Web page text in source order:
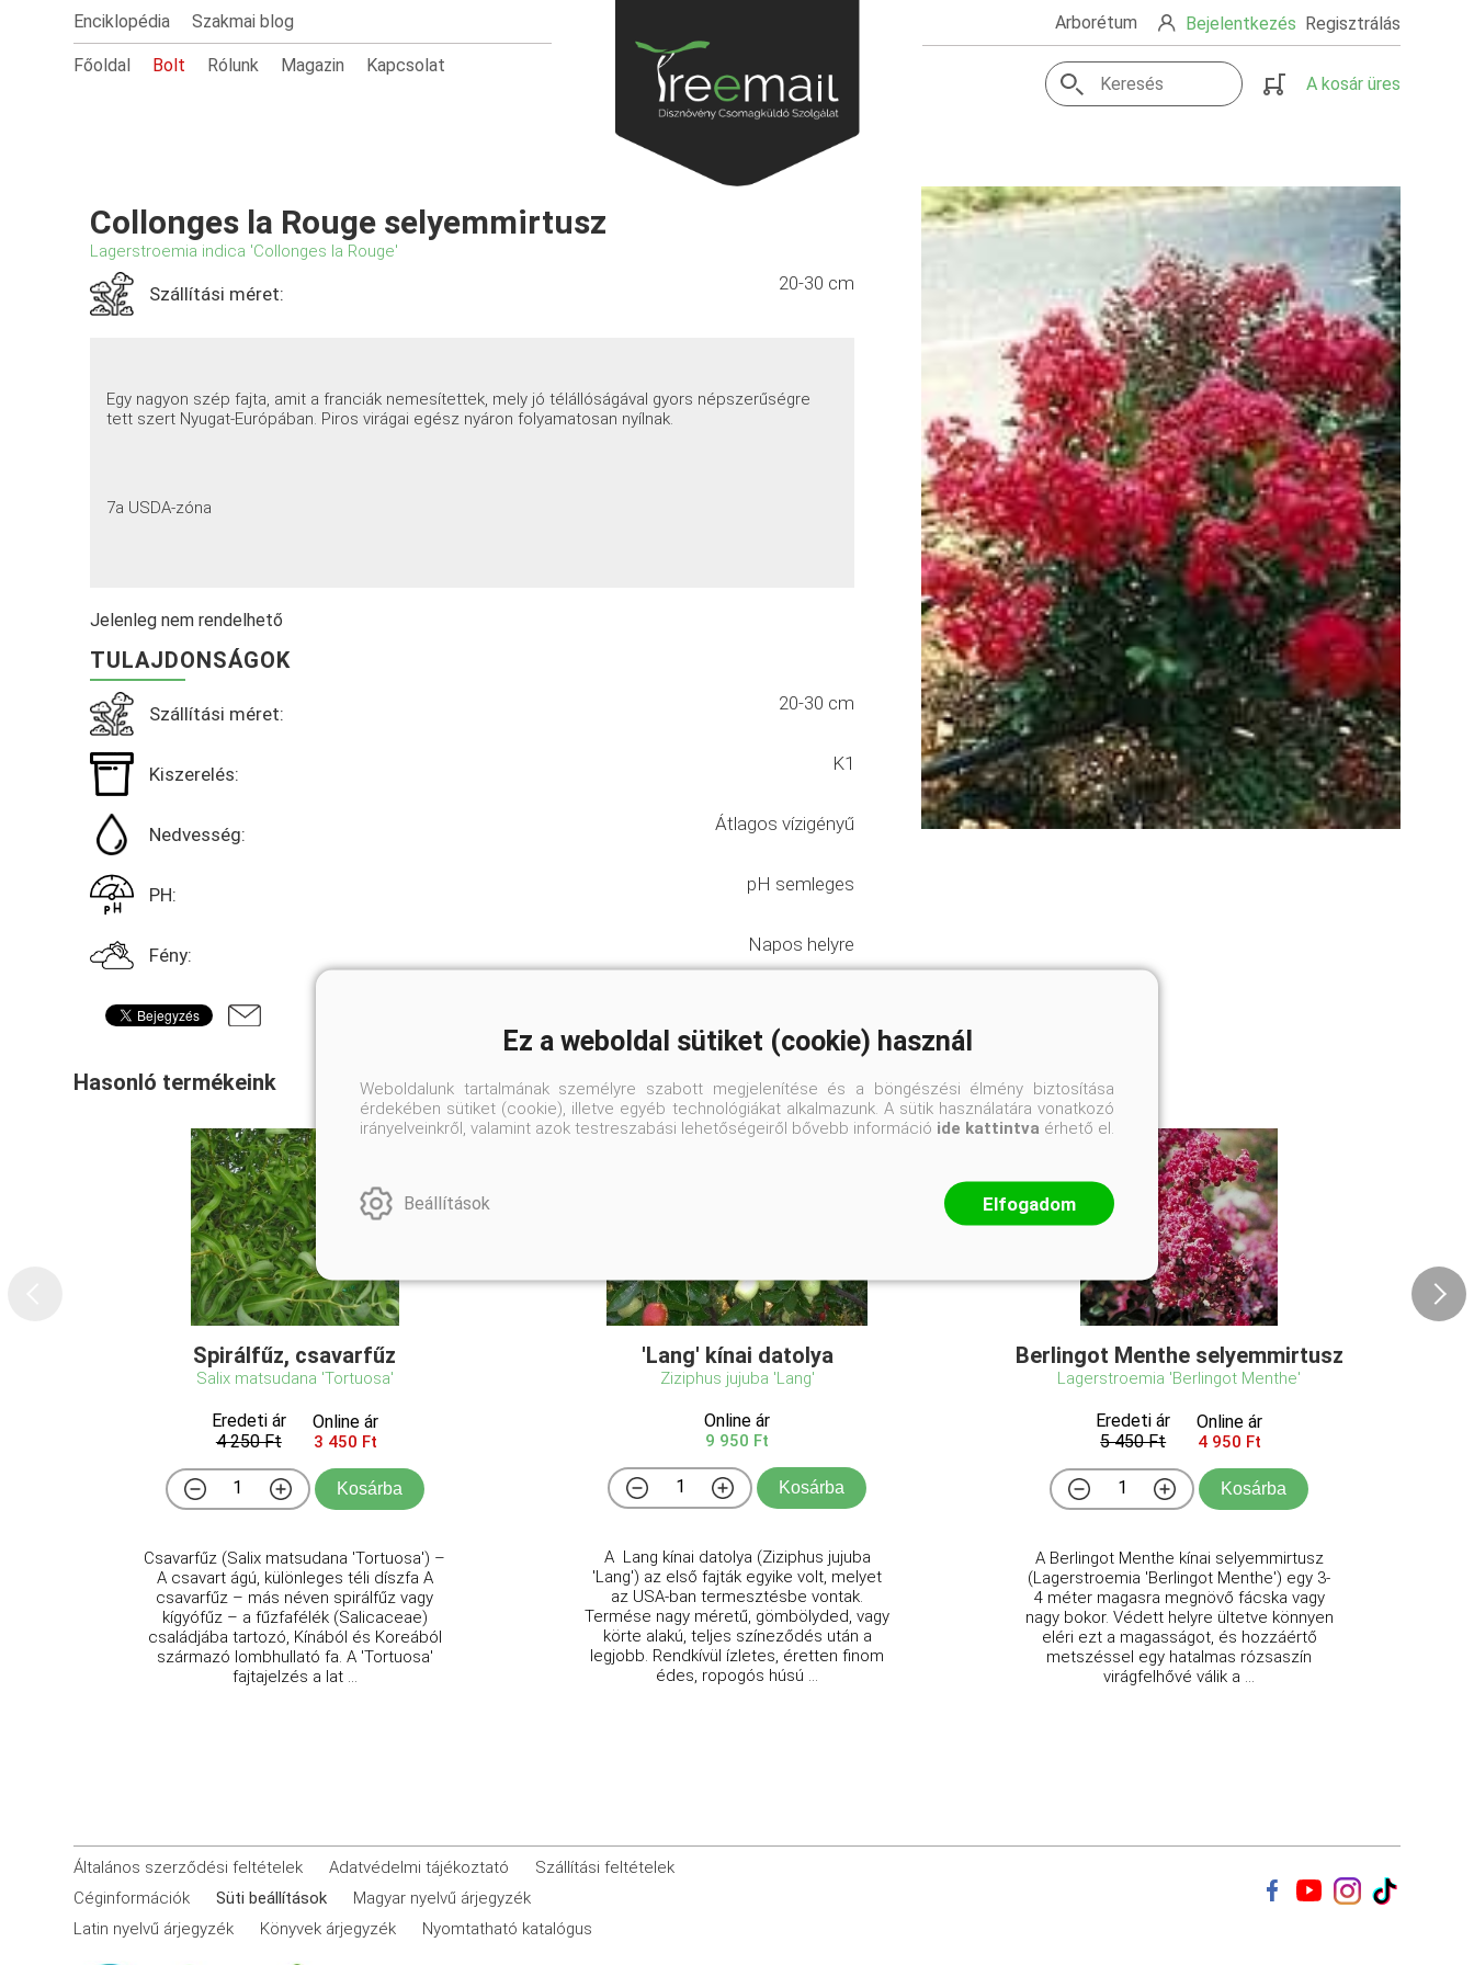
Enciklopédia Szakmai blog
Főoldal Bolt Rólunk Magazin Kapcsolat
Arborétum Bejelentkezés Regisztrálás
A kosár üres
Collonges la Rouge selyemmirtusz
Lagerstroemia indica 'Collonges la Rouge'
Szállítási méret: 20-30 cm
Egy nagyon szép fajta, amit a franciák nemesítettek, mely jó télállóságával gyors népszerűségre
tett szert Nyugat-Európában. Piros virágai egész nyáron folyamatosan nyílnak.
7a USDA-zóna
Jelenleg nem rendelhető
TULAJDONSÁGOK
Szállítási méret: 20-30 cm
Kiszerelés: K1
Nedvesség: Átlagos vízigényű
PH: pH semleges
Fény: Napos helyre
Hasonló termékeink
Spirálfűz, csavarfűz
Salix matsudana 'Tortuosa'
Eredeti ár
4 250 Ft
Online ár
3 450 Ft
Kosárba
Csavarfűz (Salix matsudana 'Tortuosa') –
A csavart ágú, különleges téli díszfa A
csavarfűz – más néven spirálfűz vagy
kígyófűz – a fűzfafélék (Salicaceae)
családjába tartozó, Kínából és Koreából
származó lombhullató fa. A 'Tortuosa'
fajtajelzés a lat ...
'Lang' kínai datolya
Ziziphus jujuba 'Lang'
Online ár
9 950 Ft
Kosárba
A Lang kínai datolya (Ziziphus jujuba
'Lang') az első fajták egyike volt, melyet
az USA-ban termesztésbe vontak.
Termése nagy méretű, gömbölyded, vagy
körte alakú, teljes színeződés után a
legjobb. Rendkívül ízletes, éretten finom
édes, ropogós húsú ...
Berlingot Menthe selyemmirtusz
Lagerstroemia 'Berlingot Menthe'
Eredeti ár
5 450 Ft
Online ár
4 950 Ft
Kosárba
A Berlingot Menthe kínai selyemmirtusz
(Lagerstroemia 'Berlingot Menthe') egy 3-
4 méter magasra megnövő fácska vagy
nagy bokor. Védett helyre ültetve könnyen
eléri ezt a magasságot, és hozzáértő
metszéssel egy hatalmas rózsaszín
virágfelhővé válik a ...
Általános szerződési feltételek Adatvédelmi tájékoztató
Szállítási feltételek
Céginformációk
Süti beállítások
Magyar nyelvű árjegyzék
Latin nyelvű árjegyzék
Könyvek árjegyzék Nyomtatható katalógus
Ez a weboldal sütiket (cookie) használ
Weboldalunk tartalmának személyre szabott megjelenítése és a böngészési élmény biztosítása
érdekében sütiket (cookie), illetve egyéb technológiákat alkalmazunk. A sütik használatára vonatkozó
irányelveinkről, valamint azok testreszabási lehetőségeiről bővebb információ ide kattintva érhető el.
Beállítások Elfogadom